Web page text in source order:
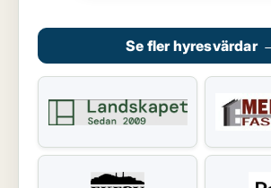
Se fler hyresvärdar